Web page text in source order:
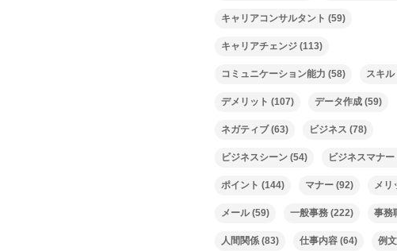
キャリアコンサルタント (59)
キャリアチェンジ (113)
コミュニケーション能力 (58) スキル
デメリット (107) データ作成 (59)
ネガティブ(63) ビジネス (78)
ビジネスシーン (54) ビジネスマナー
ポイント (144) マナー (92) メリ
メール(59) 一般事務 (222) 事務
人間関係 (83) 仕事内容 (64) 例文